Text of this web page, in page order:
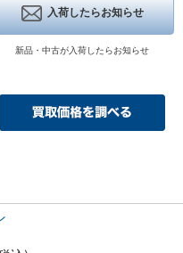
入荷したらお知らせ
新品・中古が入荷したらお知らせ